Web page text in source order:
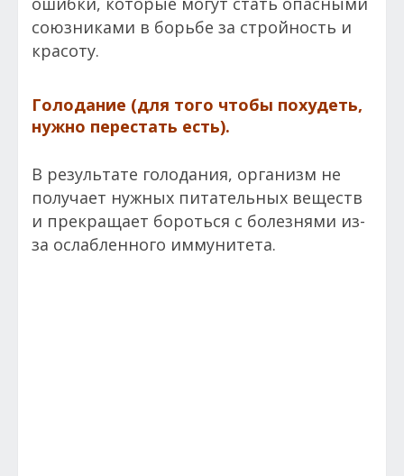
союзниками в борьбе за стройность и
красоту.
Голодание (для того чтобы похудеть,
нужно перестать есть).
В результате голодания, организм не
получает нужных питательных веществ
и прекращает бороться с болезнями из-
за ослабленного иммунитета.